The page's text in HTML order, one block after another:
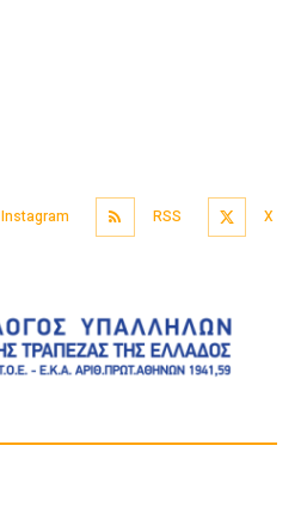
Instagram RSS X